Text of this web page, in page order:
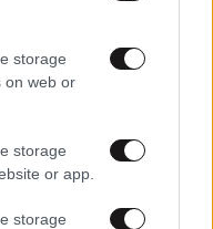
storage
on web or
storage
or app.
storage